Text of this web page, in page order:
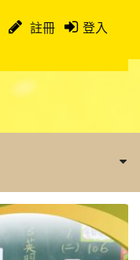
註冊 登入